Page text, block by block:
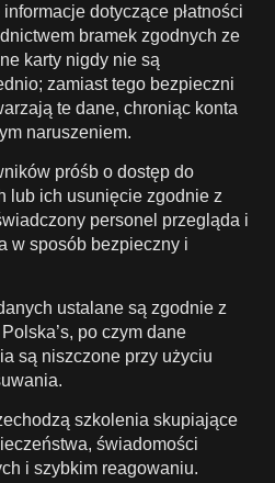
dotyczące płatności
bramek zgodnych ze
karty nigdy nie są
zamiast tego bezpieczni
te dane, chroniąc konta
naruszeniem.
próśb o dostęp do
lub ich usunięcie zgodnie z
personel przegląda i
w sposób bezpieczny i
ustalane są zgodnie z
po czym dane
są niszczone przy użyciu
szkolenia skupiające
świadomości
i szybkim reagowaniu.